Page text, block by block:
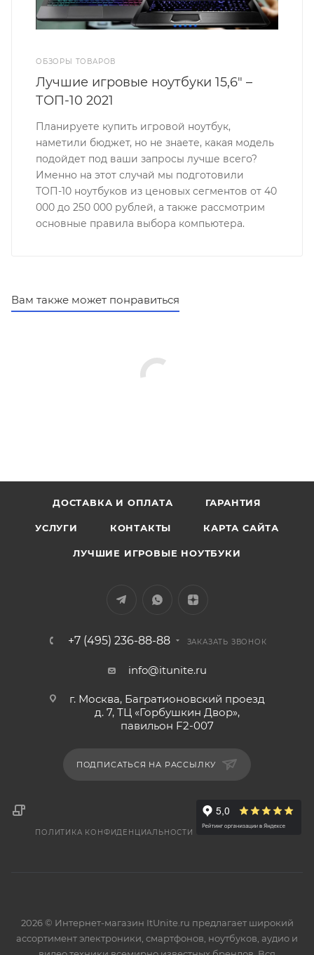
ОБЗОРЫ ТОВАРОВ
Лучшие игровые ноутбуки 15,6" –
ТОП-10 2021
Планируете купить игровой ноутбук,
наметили бюджет, но не знаете, какая модель
подойдет под ваши запросы лучше всего?
Именно на этот случай мы подготовили
ТОП-10 ноутбуков из ценовых сегментов от 40
000 до 250 000 рублей, а также рассмотрим
основные правила выбора компьютера.
Вам также может понравиться
ДОСТАВКА И ОПЛАТА ГАРАНТИЯ
УСЛУГИ КОНТАКТЫ КАРТА САЙТА
ЛУЧШИЕ ИГРОВЫЕ НОУТБУКИ
+7 (495) 236-88-88 ЗАКАЗАТЬ ЗВОНОК
info@itunite.ru
г. Москва, Багратионовский проезд
д. 7, ТЦ «Горбушкин Двор»,
павильон F2-007
ПОДПИСАТЬСЯ НА РАССЫЛКУ
ПОЛИТИКА КОНФИДЕНЦИАЛЬНОСТИ
2026 © Интернет-магазин ItUnite.ru предлагает широкий
ассортимент электроники, смартфонов, ноутбуков, аудио и